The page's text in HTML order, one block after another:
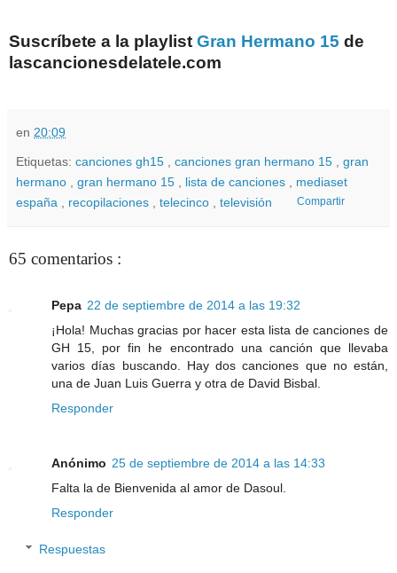
Suscríbete a la playlist Gran Hermano 15 de
lascancionesdelatele.com
en 20:09
Etiquetas: canciones gh15 , canciones gran hermano 15 , gran
hermano , gran hermano 15 , lista de canciones , mediaset
españa , recopilaciones , telecinco , televisión Compartir
65 comentarios :
Pepa 22 de septiembre de 2014 a las 19:32
¡Hola! Muchas gracias por hacer esta lista de canciones de
GH 15, por fin he encontrado una canción que llevaba
varios días buscando. Hay dos canciones que no están,
una de Juan Luis Guerra y otra de David Bisbal.
Responder
Anónimo 25 de septiembre de 2014 a las 14:33
Falta la de Bienvenida al amor de Dasoul.
Responder
Respuestas